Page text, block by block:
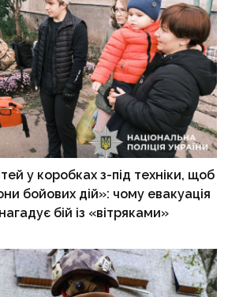
у коробках з-під техніки, щоб
бойових дій»: чому евакуація
бій із «вітряками»